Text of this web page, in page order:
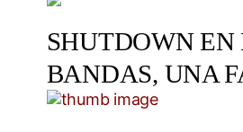
SHUTDOWN
BANDAS, UNA